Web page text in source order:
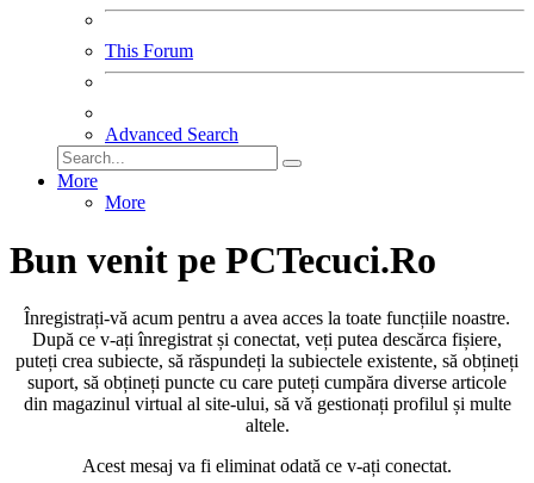
This Forum
Advanced Search
More
More
Bun venit pe PCTecuci.Ro
Înregistrați-vă acum pentru a avea acces la toate funcțiile noastre.
După ce v-ați înregistrat și conectat, veți putea descărca fișiere,
puteți crea subiecte, să răspundeți la subiectele existente, să obțineți
suport, să obțineți puncte cu care puteți cumpăra diverse articole
din magazinul virtual al site-ului, să vă gestionați profilul și multe
altele.
Acest mesaj va fi eliminat odată ce v-ați conectat.